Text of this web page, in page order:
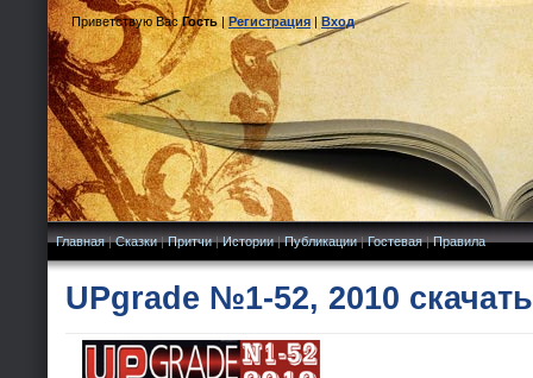
Приветствую Вас Гость|Регистрация|Вход
Главная|Сказки|Притчи|Истории|Публикации|Гостевая|Правила
UPgrade №1-52, 2010